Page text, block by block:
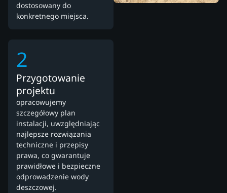
dostosowany do
konkretnego miejsca.
2
Przygotowanie
projektu
opracowujemy
szczegółowy plan
instalacji, uwzględniając
najlepsze rozwiązania
techniczne i przepisy
prawa, co gwarantuje
prawidłowe i bezpieczne
odprowadzenie wody
deszczowej.